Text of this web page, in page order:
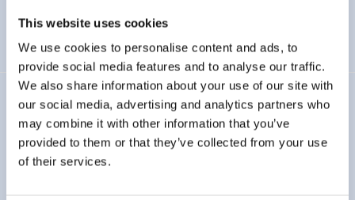
This website uses cookies
We use cookies to personalise content and ads, to
provide social media features and to analyse our traffic.
We also share information about your use of our site with
our social media, advertising and analytics partners who
may combine it with other information that you’ve
provided to them or that they’ve collected from your use
of their services.
SOZIALE INNOVATION
RECHERCHE FÜR DEN FONDS SOZIALES WIEN
Best-Practice-Recherche zu Demenz-Strategien und
Maßnahmen